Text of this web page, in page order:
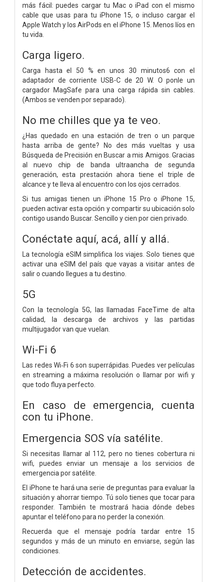
más fácil: puedes cargar tu Mac o iPad con el mismo
cable que usas para tu iPhone 15, o incluso cargar el
Apple Watch y los AirPods en el iPhone 15. Menos líos en
tu vida.
Carga ligero.
Carga hasta el 50 % en unos 30 minutos6 con el
adaptador de corriente USB-C de 20 W. O ponle un
cargador MagSafe para una carga rápida sin cables.
(Ambos se venden por separado).
No me chilles que ya te veo.
¿Has quedado en una estación de tren o un parque
hasta arriba de gente? No des más vueltas y usa
Búsqueda de Precisión en Buscar a mis Amigos. Gracias
al nuevo chip de banda ultraancha de segunda
generación, esta prestación ahora tiene el triple de
alcance y te lleva al encuentro con los ojos cerrados.
Si tus amigas tienen un iPhone 15 Pro o iPhone 15,
pueden activar esta opción y compartir su ubicación solo
contigo usando Buscar. Sencillo y cien por cien privado.
Conéctate aquí, acá, allí y allá.
La tecnología eSIM simplifica los viajes. Solo tienes que
activar una eSIM del país que vayas a visitar antes de
salir o cuando llegues a tu destino.
5G
Con la tecnología 5G, las llamadas FaceTime de alta
calidad, la descarga de archivos y las partidas
multijugador van que vuelan.
Wi-Fi 6
Las redes Wi‑Fi 6 son superrápidas. Puedes ver películas
en streaming a máxima resolución o llamar por wifi y
que todo fluya perfecto.
En caso de emergencia, cuenta
con tu iPhone.
Emergencia SOS vía satélite.
Si necesitas llamar al 112, pero no tienes cobertura ni
wifi, puedes enviar un mensaje a los servicios de
emergencia por satélite.
El iPhone te hará una serie de preguntas para evaluar la
situación y ahorrar tiempo. Tú solo tienes que tocar para
responder. También te mostrará hacia dónde debes
apuntar el teléfono para no perder la conexión.
Recuerda que el mensaje podría tardar entre 15
segundos y más de un minuto en enviarse, según las
condiciones.
Detección de accidentes.